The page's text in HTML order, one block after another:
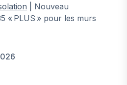
Nouveau
« PLUS » pour les murs